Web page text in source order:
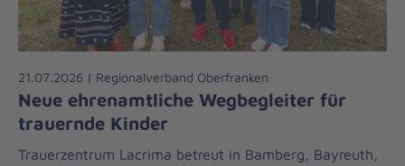
21.07.2026 | Regionalverband Oberfranken
Neue ehrenamtliche Wegbegleiter für
trauernde Kinder
Trauerzentrum Lacrima betreut in Bamberg, Bayreuth,